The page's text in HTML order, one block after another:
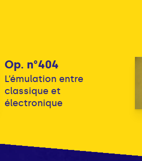
Op. n°404
L’émulation entre
classique et
électronique